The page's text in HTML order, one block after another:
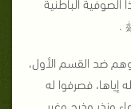
.
ضد القسم الأول،
إياها، فصرفوا له
ونذر وذبح وغير